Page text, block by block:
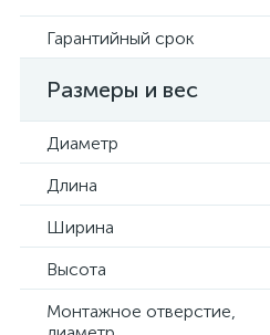
Гарантийный срок
Размеры и вес
Диаметр
Длина
Ширина
Высота
Монтажное отверстие,